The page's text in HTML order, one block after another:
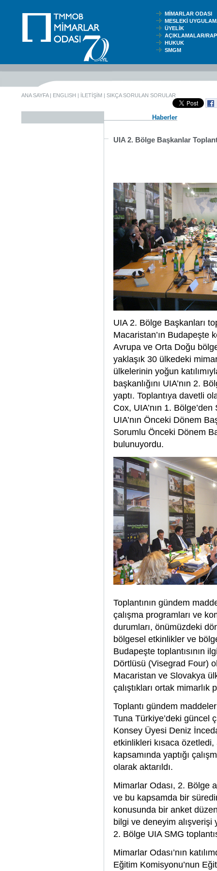
MİMARLAR ODASI
MESLEKİ
ÜYELİK
AÇIKLAMALAR/
HUKUK
SMGM
ANA SAYFA| ENGLISH | İLETİŞİM | SIKÇA SORULAN SORULAR
Haberler
UIA 2. Bölge Başkanlar
UIA 2. Bölge Başkanları
Macaristan’ın Budapeşte
Avrupa ve Orta Doğu
yaklaşık 30 ülkedeki
ülkelerinin yoğun
başkanlığını UIA’nın 2.
yaptı. Toplantıya davetli
Cox, UIA’nın 1.
UIA’nın Önceki Dönem
Sorumlu Önceki Dönem
bulunuyordu.
Toplantının gündem
çalışma programları ve
durumları, önümüzdeki
bölgesel etkinlikler ve
Budapeşte toplantısının
Dörtlüsü (Visegrad Four)
Macaristan ve Slovakya
çalıştıkları ortak
Toplantı gündem
Tuna Türkiye’deki güncel
Konsey Üyesi Deniz
etkinlikleri kısaca özetledi,
kapsamında yaptığı
olarak aktarıldı.
Mimarlar Odası, 2. Bölge
ve bu kapsamda bir
konusunda bir anket
bilgi ve deneyim alışverişi
2. Bölge UIA SMG
Mimarlar Odası’nın
Eğitim Komisyonu’nun